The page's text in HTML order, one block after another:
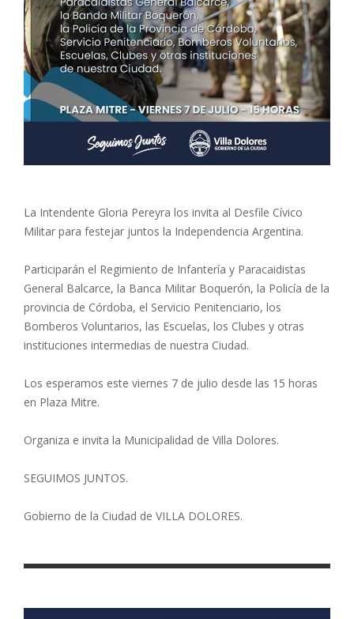
La Intendente Gloria Pereyra los invita al Desfile Cívico
Militar para festejar juntos la Independencia Argentina.
Participarán el Regimiento de Infantería y Paracaidistas
General Balcarce, la Banca Militar Boquerón, la Policía de la
provincia de Córdoba, el Servicio Penitenciario, los
Bomberos Voluntarios, las Escuelas, los Clubes y otras
instituciones intermedias de nuestra Ciudad.
Los esperamos este viernes 7 de julio desde las 15 horas
en Plaza Mitre.
Organiza e invita la Municipalidad de Villa Dolores.
SEGUIMOS JUNTOS.
Gobierno de la Ciudad de VILLA DOLORES.